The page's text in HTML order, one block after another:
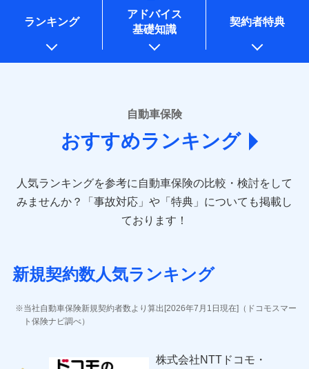
コンサルティングサービスの実施のため
アンケートやキャンペーン等の実施のため
上記に係る案内・手続き・管理等付帯業務を行うため
* 当社が委託を受けている保険会社の情報は、保険会社のホ
ームページに掲載しておりますので、ご確認ください。
あいおいニッセイ同和損害保険株式会社
(https://www.aioinissaydowa.co.jp/)
アクサ損害保険株式会社 (https://www.axa-
direct.co.jp/)
sompo.co.jp/)
東京海上ダイレクト損害保険株式会社 (https://www.e-
AIG損害保険株式会社 (https://www.aig.co.jp/sonpo)
ジェイアイ傷害火災保険株式会社
ソニー損害保険株式会社
(https://www.sonysonpo.co.jp/)
ＳＯＭＰＯダイレクト損害保険株式会社
ランキング
アドバイス
基礎知識
契約者特典
自動車保険
おすすめランキング
人気ランキングを参考に自動車保険の比較・検討をして
みませんか？
「事故対応」や「特典」についても掲載し
ております！
新規契約数人気ランキング
当社自動車保険新規契約者数より算出[2026年7月1日現在]（ドコモスマー
ト保険ナビ調べ）
株式会社NTTドコモ・